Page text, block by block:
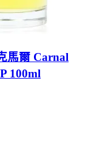
馬爾 Carnal
100ml